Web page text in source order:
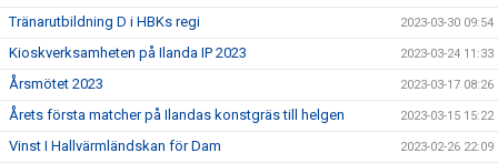
Tränarutbildning D i HBKs regi 2023-03-30 09:54
Kioskverksamheten på Ilanda IP 2023 2023-03-24 11:33
Årsmötet 2023 2023-03-17 08:26
Årets första matcher på Ilandas konstgräs till helgen 2023-03-15 15:22
Vinst I Hallvärmländskan för Dam 2023-02-26 22:09